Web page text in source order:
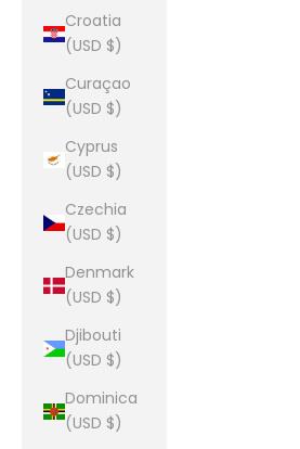
Croatia
(USD $)
Curaçao
(USD $)
Cyprus
(USD $)
Czechia
(USD $)
Denmark
(USD $)
Djibouti
(USD $)
Dominica
(USD $)